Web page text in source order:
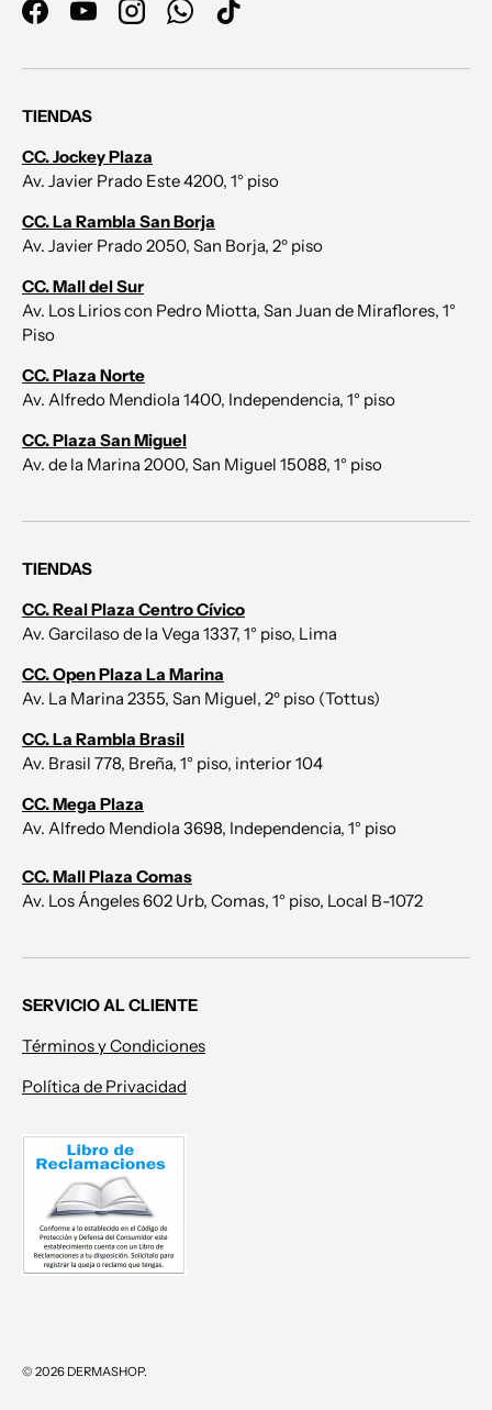
FacebookYouTubeInstagramWhatsApp
TikTok
TIENDAS
CC. Jockey Plaza
Av. Javier Prado Este 4200, 1° piso
CC. La Rambla San Borja
Av. Javier Prado 2050, San Borja, 2º piso
CC. Mall del Sur
Av. Los Lirios con Pedro Miotta, San Juan de Miraflores, 1°
Piso
CC. Plaza Norte
Av. Alfredo Mendiola 1400, Independencia, 1° piso
CC. Plaza San Miguel
Av. de la Marina 2000, San Miguel 15088, 1° piso
TIENDAS
CC. Real Plaza Centro Cívico
Av. Garcilaso de la Vega 1337, 1° piso, Lima
CC. Open Plaza La Marina
Av. La Marina 2355, San Miguel, 2º piso (Tottus)
CC. La Rambla Brasil
Av. Brasil 778, Breña, 1° piso, interior 104
CC. Mega Plaza
Av. Alfredo Mendiola 3698, Independencia, 1° piso
CC. Mall Plaza Comas
Av. Los Ángeles 602 Urb, Comas, 1° piso, Local B-1072
SERVICIO AL CLIENTE
Términos y Condiciones
Política de Privacidad
© 2026 DERMASHOP.